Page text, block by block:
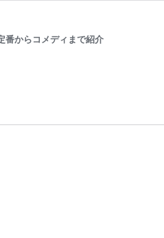
番からコメディまで紹介